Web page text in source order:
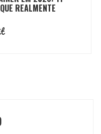
REALMENTE